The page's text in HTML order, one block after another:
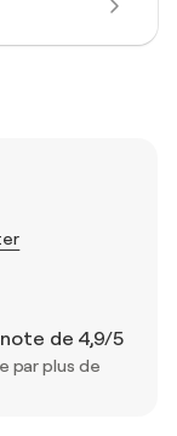
de 4,9/5
par plus de